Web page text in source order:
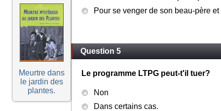
Meurtre dans
le jardin des
plantes.
Pour se venger de son beau-père
Question 5
Le programme LTPG peut-t'il tuer?
Non
Dans certains cas.